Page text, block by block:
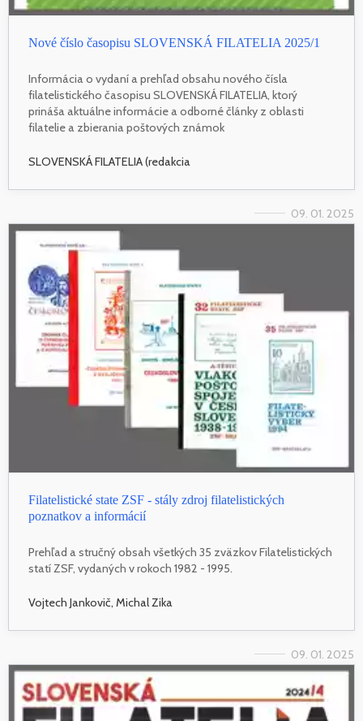
Nové číslo časopisu SLOVENSKÁ FILATELIA 2025/1
Informácia o vydaní a prehľad obsahu nového čísla
filatelistického časopisu SLOVENSKÁ FILATELIA, ktorý
prináša aktuálne informácie a odborné články z oblasti
filatelie a zbierania poštových známok
SLOVENSKÁ FILATELIA (redakcia
09. 01. 2025
Filatelistické state ZSF - stály zdroj filatelistických
poznatkov a informácií
Prehľad a stručný obsah všetkých 35 zväzkov Filatelistických
statí ZSF, vydaných v rokoch 1982 - 1995.
Vojtech Jankovič, Michal Zika
09. 01. 2025